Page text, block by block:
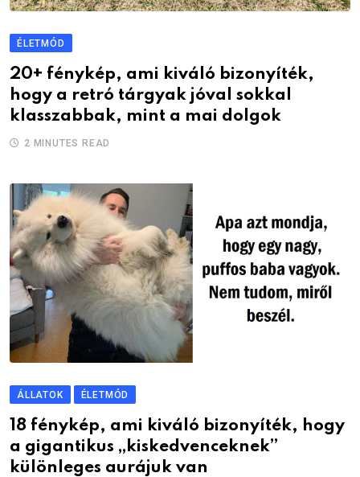
ÉLETMÓD
20+ fénykép, ami kiváló bizonyíték,
hogy a retró tárgyak jóval sokkal
klasszabbak, mint a mai dolgok
2 MINUTES READ
ÁLLATOK ÉLETMÓD
18 fénykép, ami kiváló bizonyíték, hogy
a gigantikus „kiskedvenceknek”
különleges aurájuk van